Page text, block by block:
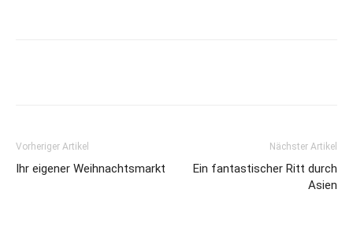
Vorheriger Artikel
Ihr eigener Weihnachtsmarkt
Nächster Artikel
Ein fantastischer Ritt durch
Asien